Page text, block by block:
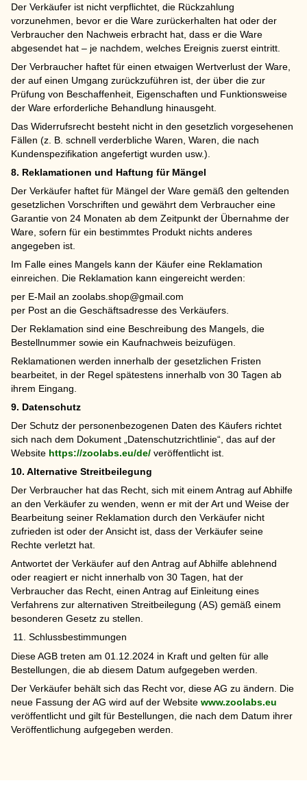
Der Verkäufer ist nicht verpflichtet, die Rückzahlung
vorzunehmen, bevor er die Ware zurückerhalten hat oder der
Verbraucher den Nachweis erbracht hat, dass er die Ware
abgesendet hat – je nachdem, welches Ereignis zuerst eintritt.
Der Verbraucher haftet für einen etwaigen Wertverlust der Ware,
der auf einen Umgang zurückzuführen ist, der über die zur
Prüfung von Beschaffenheit, Eigenschaften und Funktionsweise
der Ware erforderliche Behandlung hinausgeht.
Das Widerrufsrecht besteht nicht in den gesetzlich vorgesehenen
Fällen (z. B. schnell verderbliche Waren, Waren, die nach
Kundenspezifikation angefertigt wurden usw.).
8. Reklamationen und Haftung für Mängel
Der Verkäufer haftet für Mängel der Ware gemäß den geltenden
gesetzlichen Vorschriften und gewährt dem Verbraucher eine
Garantie von 24 Monaten ab dem Zeitpunkt der Übernahme der
Ware, sofern für ein bestimmtes Produkt nichts anderes
angegeben ist.
Im Falle eines Mangels kann der Käufer eine Reklamation
einreichen. Die Reklamation kann eingereicht werden:
per E-Mail an zoolabs.shop@gmail.com
per Post an die Geschäftsadresse des Verkäufers.
Der Reklamation sind eine Beschreibung des Mangels, die
Bestellnummer sowie ein Kaufnachweis beizufügen.
Reklamationen werden innerhalb der gesetzlichen Fristen
bearbeitet, in der Regel spätestens innerhalb von 30 Tagen ab
ihrem Eingang.
9. Datenschutz
Der Schutz der personenbezogenen Daten des Käufers richtet
sich nach dem Dokument „Datenschutzrichtlinie“, das auf der
Website https://zoolabs.eu/de/ veröffentlicht ist.
10. Alternative Streitbeilegung
Der Verbraucher hat das Recht, sich mit einem Antrag auf Abhilfe
an den Verkäufer zu wenden, wenn er mit der Art und Weise der
Bearbeitung seiner Reklamation durch den Verkäufer nicht
zufrieden ist oder der Ansicht ist, dass der Verkäufer seine
Rechte verletzt hat.
Antwortet der Verkäufer auf den Antrag auf Abhilfe ablehnend
oder reagiert er nicht innerhalb von 30 Tagen, hat der
Verbraucher das Recht, einen Antrag auf Einleitung eines
Verfahrens zur alternativen Streitbeilegung (AS) gemäß einem
besonderen Gesetz zu stellen.
Schlussbestimmungen
Diese AGB treten am 01.12.2024 in Kraft und gelten für alle
Bestellungen, die ab diesem Datum aufgegeben werden.
Der Verkäufer behält sich das Recht vor, diese AG zu ändern. Die
neue Fassung der AG wird auf der Website www.zoolabs.eu
veröffentlicht und gilt für Bestellungen, die nach dem Datum ihrer
Veröffentlichung aufgegeben werden.